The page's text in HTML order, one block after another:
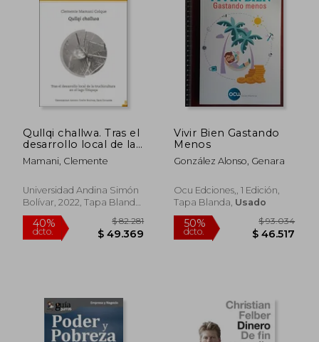
dcto. $ 42.586 dcto. $
Qullqi challwa. Tras el
desarrollo local de la
truchicultura en el
lago Titiqaqa
Mamani, Clemente
Universidad Andina Simón
Bolívar, 2022, Tapa Blanda,
Nuevo
Vivir Bien Gastando
Menos
González Alonso, Genara
Ocu Edciones,, 1 Edición,
Tapa Blanda, Usado